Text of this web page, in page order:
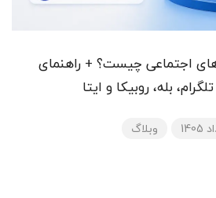
اجتماعی چیست؟ + راهنمای
بله، روبیکا و ایتا
وبلاگ